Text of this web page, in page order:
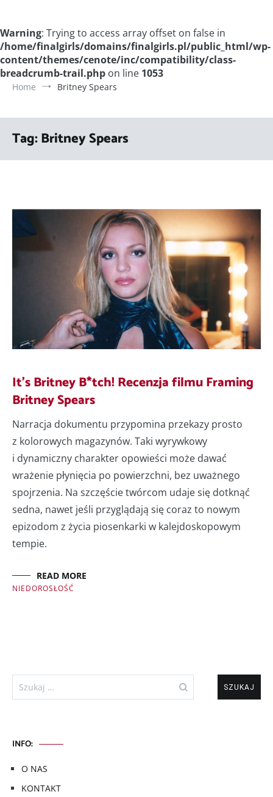
Warning: Trying to access array offset on false in
/home/finalgirls/domains/finalgirls.pl/public_html/wp-
content/themes/cenote/inc/compatibility/class-
breadcrumb-trail.php on line 1053
Home Britney Spears
Tag:Britney Spears
It’s Britney B*tch! Recenzja filmu Framing
Britney Spears
Narracja dokumentu przypomina przekazy prosto
z kolorowych magazynów. Taki wyrywkowy
i dynamiczny charakter opowieści może dawać
wrażenie płynięcia po powierzchni, bez uważnego
spojrzenia. Na szczęście twórcom udaje się dotknąć
sedna, nawet jeśli przyglądają się coraz to nowym
epizodom z życia piosenkarki w kalejdoskopowym
tempie.
READ MORE
NIEDOROSŁOŚĆ
Szukaj:
INFO:
O NAS
KONTAKT